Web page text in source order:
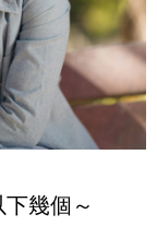
幾個～